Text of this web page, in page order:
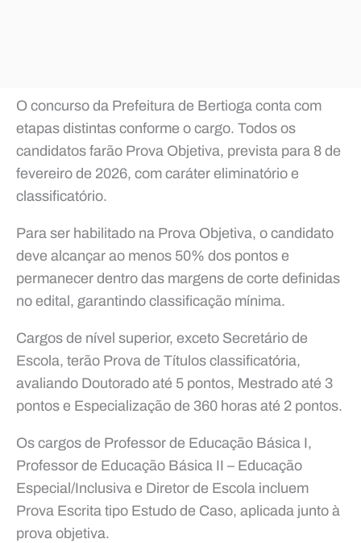
O concurso da Prefeitura de Bertioga conta com
etapas distintas conforme o cargo. Todos os
candidatos farão Prova Objetiva, prevista para 8 de
fevereiro de 2026, com caráter eliminatório e
classificatório.
Para ser habilitado na Prova Objetiva, o candidato
deve alcançar ao menos 50% dos pontos e
permanecer dentro das margens de corte definidas
no edital, garantindo classificação mínima.
Cargos de nível superior, exceto Secretário de
Escola, terão Prova de Títulos classificatória,
avaliando Doutorado até 5 pontos, Mestrado até 3
pontos e Especialização de 360 horas até 2 pontos.
Os cargos de Professor de Educação Básica I,
Professor de Educação Básica II – Educação
Especial/Inclusiva e Diretor de Escola incluem
Prova Escrita tipo Estudo de Caso, aplicada junto à
prova objetiva.